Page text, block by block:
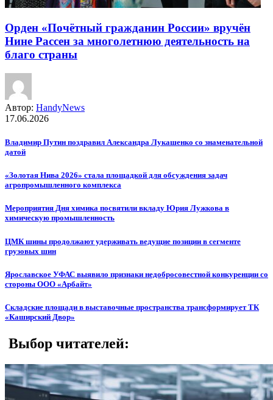
Орден «Почётный гражданин России» вручён
Нине Рассен за многолетнюю деятельность на
благо страны
Автор: HandyNews
17.06.2026
Владимир Путин поздравил Александра Лукашенко со знаменательной
датой
«Золотая Нива 2026» стала площадкой для обсуждения задач
агропромышленного комплекса
Мероприятия Дня химика посвятили вкладу Юрия Лужкова в
химическую промышленность
ЦМК шины продолжают удерживать ведущие позиции в сегменте
грузовых шин
Ярославское УФАС выявило признаки недобросовестной конкуренции со
стороны ООО «Арбайт»
Складские площади в выставочные пространства трансформирует ТК
«Каширский Двор»
Выбор читателей: